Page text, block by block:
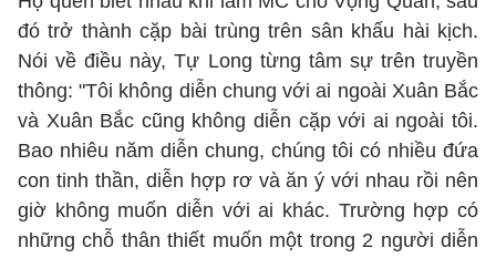
đó trở thành cặp bài trùng trên sân khấu hài kịch.
Nói về điều này, Tự Long từng tâm sự trên truyền
thông: "Tôi không diễn chung với ai ngoài Xuân Bắc
và Xuân Bắc cũng không diễn cặp với ai ngoài tôi.
Bao nhiêu năm diễn chung, chúng tôi có nhiều đứa
con tinh thần, diễn hợp rơ và ăn ý với nhau rồi nên
giờ không muốn diễn với ai khác. Trường hợp có
những chỗ thân thiết muốn một trong 2 người diễn